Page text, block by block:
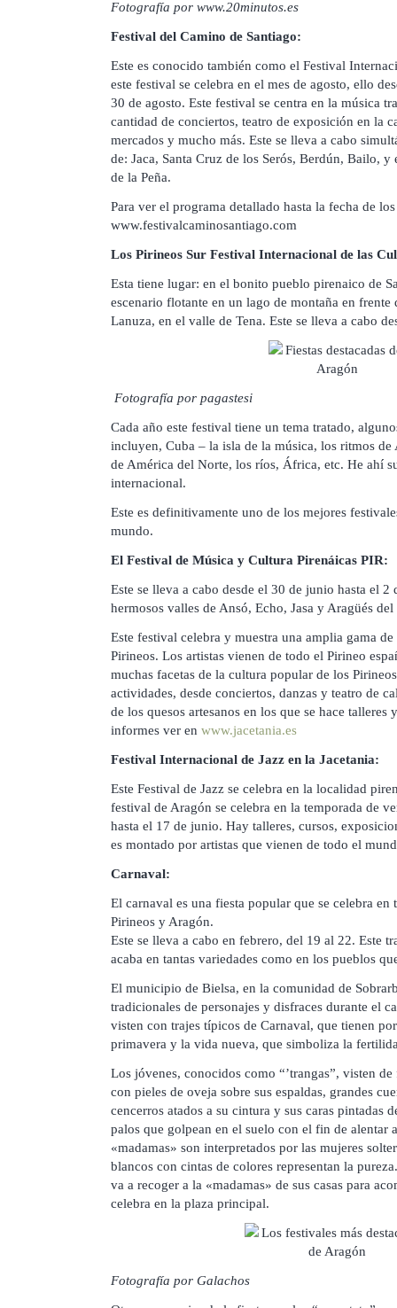
Fotografía por www.20minutos.es
Festival del Camino de Santiago:
Este es conocido también como el Festival
este festival se celebra en el mes de agosto, ello
30 de agosto. Este festival se centra en la música
cantidad de conciertos, teatro de exposición en la
mercados y mucho más. Este se lleva a cabo
de: Jaca, Santa Cruz de los Serós, Berdún, Bailo, y
de la Peña.
Para ver el programa detallado hasta la fecha de
www.festivalcaminosantiago.com
Los Pirineos Sur Festival Internacional de las
Esta tiene lugar: en el bonito pueblo pirenaico de
escenario flotante en un lago de montaña en
Lanuza, en el valle de Tena. Este se lleva a cabo
Fotografía por pagastesi
Cada año este festival tiene un tema tratado,
incluyen, Cuba – la isla de la música, los ritmos
de América del Norte, los ríos, África, etc. He ahí
internacional.
Este es definitivamente uno de los mejores
mundo.
El Festival de Música y Cultura Pirenáicas PIR:
Este se lleva a cabo desde el 30 de junio hasta el
hermosos valles de Ansó, Echo, Jasa y Aragüés del
Este festival celebra y muestra una amplia gama
Pirineos. Los artistas vienen de todo el Pirineo
muchas facetas de la cultura popular de los
actividades, desde conciertos, danzas y teatro de
de los quesos artesanos en los que se hace talleres
informes ver en www.jacetania.es
Festival Internacional de Jazz en la Jacetania:
Este Festival de Jazz se celebra en la localidad
festival de Aragón se celebra en la temporada de
hasta el 17 de junio. Hay talleres, cursos,
es montado por artistas que vienen de todo el
Carnaval:
El carnaval es una fiesta popular que se celebra
Pirineos y Aragón.
Este se lleva a cabo en febrero, del 19 al 22. Este
acaba en tantas variedades como en los pueblos
El municipio de Bielsa, en la comunidad de
tradicionales de personajes y disfraces durante el
visten con trajes típicos de Carnaval, que tienen
primavera y la vida nueva, que simboliza la
Los jóvenes, conocidos como “’trangas”, visten
con pieles de oveja sobre sus espaldas, grandes
cencerros atados a su cintura y sus caras pintadas
palos que golpean en el suelo con el fin de alentar
«madamas» son interpretados por las mujeres
blancos con cintas de colores representan la
va a recoger a la «madamas» de sus casas para
celebra en la plaza principal.
Fotografía por Galachos